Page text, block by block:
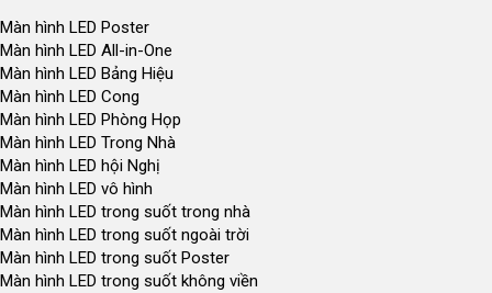
Màn hình LED Poster
Màn hình LED All-in-One
Màn hình LED Bảng Hiệu
Màn hình LED Cong
Màn hình LED Phòng Họp
Màn hình LED Trong Nhà
Màn hình LED hội Nghị
Màn hình LED vô hình
Màn hình LED trong suốt trong nhà
Màn hình LED trong suốt ngoài trời
Màn hình LED trong suốt Poster
Màn hình LED trong suốt không viền